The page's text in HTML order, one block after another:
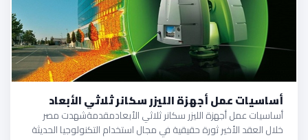
أساسيات عمل أجهزة الليزر سكانر ثلاثي الأبعاد
أساسيات عمل أجهزة الليزر سكانر ثلاثي الأبعادمقدمةشهدت مصر
خلال العقد الأخير ثورة حقيقية في مجال استخدام التكنولوجيا الحديثة